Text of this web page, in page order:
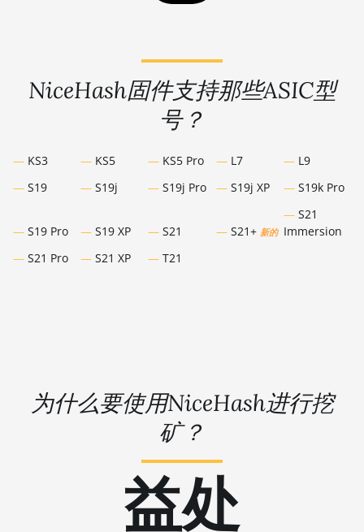
NiceHash固件支持那些ASIC型
号？
KS3 KS5 KS5 Pro L7
L9
S19
S19j S19j Pro S19j XP S19k Pro
S19 Pro S19 XP S21 S21+ 新的
S21
Immersion
S21 Pro
S21 XP T21
为什么要使用NiceHash进行挖
矿？
益处